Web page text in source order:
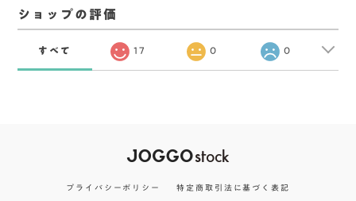
ショップの評価
すべて 17 0 0
プライバシーポリシー 特定商取引法に基づく表記